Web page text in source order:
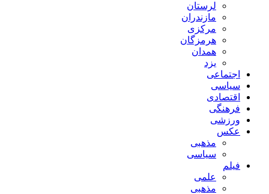
لرستان
مازندران
مرکزی
هرمزگان
همدان
یزد
اجتماعی
سیاسی
اقتصادی
فرهنگی
ورزشی
عکس
مذهبی
سیاسی
فیلم
علمی
مذهبی